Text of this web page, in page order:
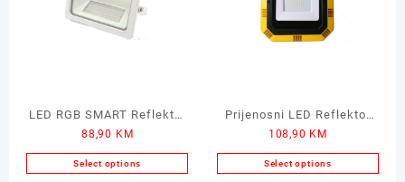
options
may
options
may
LED RGB SMART Reflektor
GREEN TECH 50W
88,90 KM
Select options
Prijenosni LED Reflektor
GREEN TECH 30W
108,90 KM
Select options